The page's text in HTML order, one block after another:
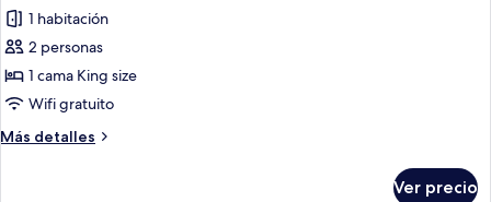
de
Suite
with
Balcony
1 habitación
2 personas
1 cama King size
Wifi gratuito
Más detalles
Más
Ver precio